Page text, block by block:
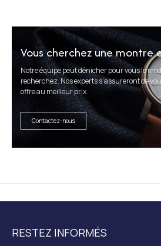
Vous cherchez une montre
Notre équipe peut dénicher pour vous le
recherchez. Nos experts s'assureront de
offre au meilleur prix.
Contactez-nous
RESTEZ INFORMÉS